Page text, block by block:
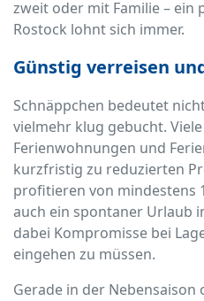
zweit oder mit Familie – ein
Rostock lohnt sich immer.
Günstig verreisen
Schnäppchen bedeutet
vielmehr klug gebucht.
Ferienwohnungen und
kurzfristig zu reduzierten
profitieren von mindestens
auch ein spontaner Urlaub
dabei Kompromisse bei
eingehen zu müssen.
Gerade in der